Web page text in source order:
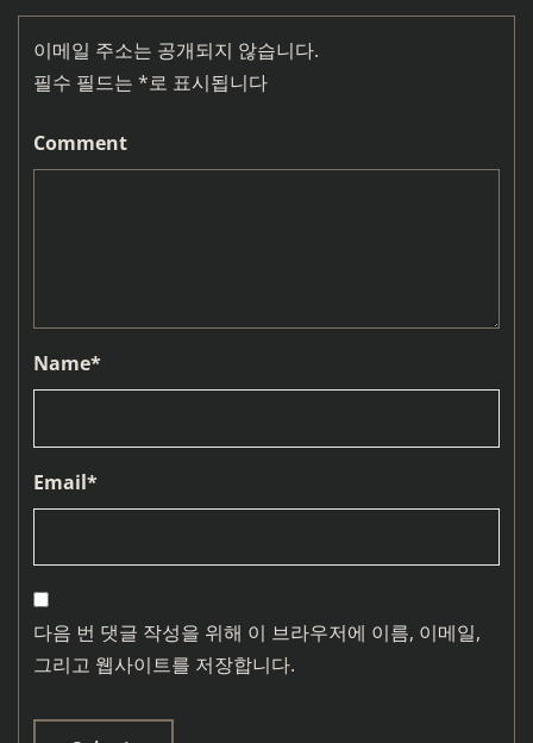
이메일 주소는 공개되지 않습니다.
필수 필드는 *로 표시됩니다
Comment
Name*
Email*
다음 번 댓글 작성을 위해 이 브라우저에 이름, 이메일,
그리고 웹사이트를 저장합니다.